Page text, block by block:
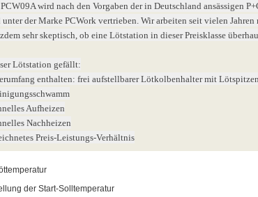
wird nach den Vorgaben der in Deutschland ansässigen
der Marke PCWork vertrieben. Wir arbeiten seit vielen Jahren
sehr skeptisch, ob eine Lötstation in dieser Preisklasse
Lötstation gefällt:
enthalten: frei aufstellbarer Lötkolbenhalter mit
Aufheizen
Nachheizen
Preis-Leistungs-Verhältnis
der Start-Solltemperatur